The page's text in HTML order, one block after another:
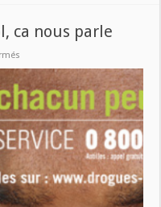
ca nous parle
Drogue,
Alcool,
ca
nous
parle